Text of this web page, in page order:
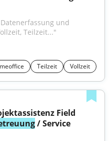
Teilzeit..."
Teilzeit Vollzeit
Field
/ Service